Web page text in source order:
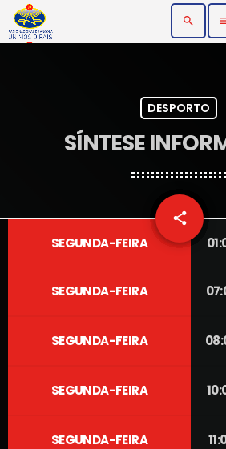
search
DESPORTO
SÍNTESE
share
email
SEGUNDA-FEIRA
SEGUNDA-FEIRA
SEGUNDA-FEIRA
SEGUNDA-FEIRA
SEGUNDA-FEIRA